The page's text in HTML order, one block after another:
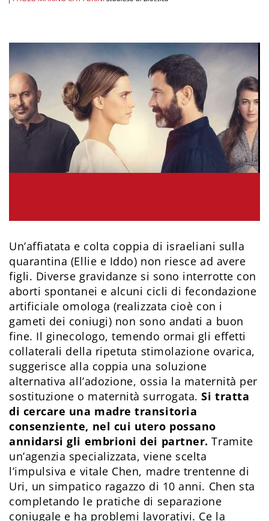
Un’affiatata e colta coppia di israeliani sulla
quarantina (Ellie e Iddo) non riesce ad avere
figli. Diverse gravidanze si sono interrotte con
aborti spontanei e alcuni cicli di fecondazione
artificiale omologa (realizzata cioè con i
gameti dei coniugi) non sono andati a buon
fine. Il ginecologo, temendo ormai gli effetti
collaterali della ripetuta stimolazione ovarica,
suggerisce alla coppia una soluzione
alternativa all’adozione, ossia la maternità per
sostituzione o maternità surrogata.Si tratta
di cercare una madre transitoria
consenziente, nel cui utero possano
annidarsi gli embrioni dei partner.Tramite
un’agenzia specializzata, viene scelta
l’impulsiva e vitale Chen, madre trentenne di
Uri, un simpatico ragazzo di 10 anni. Chen sta
completando le pratiche di separazione
coniugale e ha problemi lavorativi. Ce la